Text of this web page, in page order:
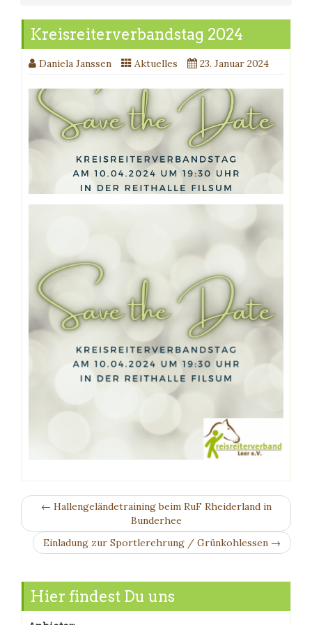
Kreisreiterverbandstag 2024
Daniela Janssen Aktuelles 23. Januar 2024
← Hallengeländetraining beim RuF Rheiderland in
Bunderhee
Einladung zur Sportlerehrung / Grünkohlessen →
Hier findest Du uns